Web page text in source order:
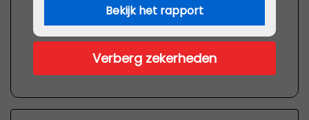
Bekijk het rapport
Verberg zekerheden